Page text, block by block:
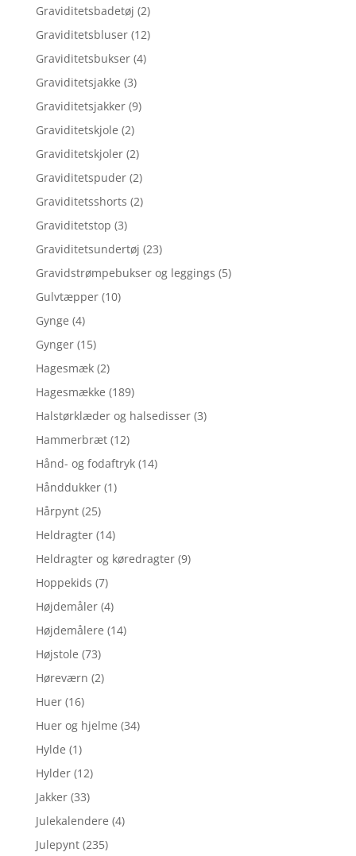
Graviditetsbadetøj (2)
Graviditetsbluser (12)
Graviditetsbukser (4)
Graviditetsjakke (3)
Graviditetsjakker (9)
Graviditetskjole (2)
Graviditetskjoler (2)
Graviditetspuder (2)
Graviditetsshorts (2)
Graviditetstop (3)
Graviditetsundertøj (23)
Gravidstrømpebukser og leggings (5)
Gulvtæpper (10)
Gynge (4)
Gynger (15)
Hagesmæk (2)
Hagesmække (189)
Halstørklæder og halsedisser (3)
Hammerbræt (12)
Hånd- og fodaftryk (14)
Hånddukker (1)
Hårpynt (25)
Heldragter (14)
Heldragter og køredragter (9)
Hoppekids (7)
Højdemåler (4)
Højdemålere (14)
Højstole (73)
Høreværn (2)
Huer (16)
Huer og hjelme (34)
Hylde (1)
Hylder (12)
Jakker (33)
Julekalendere (4)
Julepynt (235)